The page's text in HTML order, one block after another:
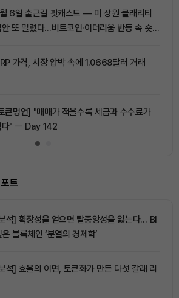
6일 출근길 팟캐스트 — 미 상원 클래리티
안 또 밀렸다…비트코인·이더리움 반등 속 숏
가격, 시장 압박 속에 1.0668달러 거래
큰명언] "매매가 적을수록 세금과 수수료가
다" ㅡ Day 142
트
석] 확장성을 얻으면 탈중앙성을 잃는다… BI
블록체인 ‘분열의 경제학’
석] 효율의 이면, 토큰화가 만든 다섯 갈래 리